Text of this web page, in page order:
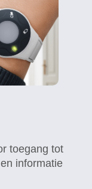
toegang tot
informatie